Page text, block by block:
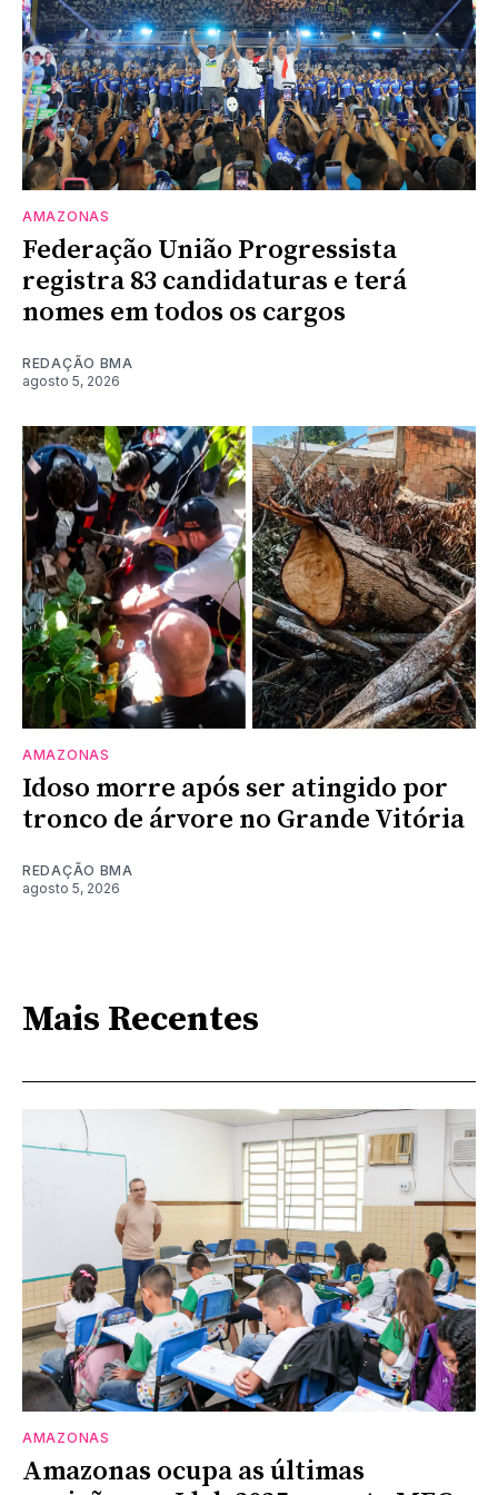
AMAZONAS
Federação União Progressista
registra 83 candidaturas e terá
nomes em todos os cargos
REDAÇÃO BMA
agosto 5, 2026
AMAZONAS
Idoso morre após ser atingido por
tronco de árvore no Grande Vitória
REDAÇÃO BMA
agosto 5, 2026
Mais Recentes
AMAZONAS
Amazonas ocupa as últimas